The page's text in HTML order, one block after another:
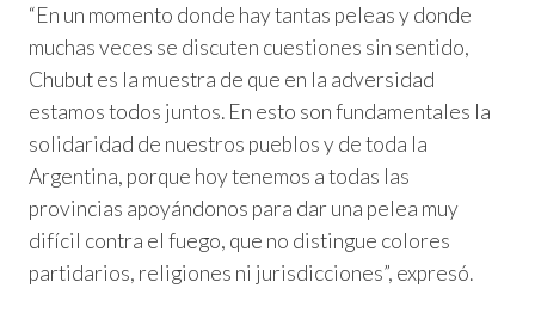
“En un momento donde hay tantas peleas y donde
muchas veces se discuten cuestiones sin sentido,
Chubut es la muestra de que en la adversidad
estamos todos juntos. En esto son fundamentales la
solidaridad de nuestros pueblos y de toda la
Argentina, porque hoy tenemos a todas las
provincias apoyándonos para dar una pelea muy
difícil contra el fuego, que no distingue colores
partidarios, religiones ni jurisdicciones”, expresó.